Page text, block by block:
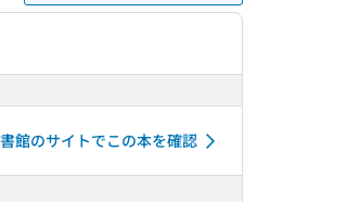
館のサイトでこの本を確認